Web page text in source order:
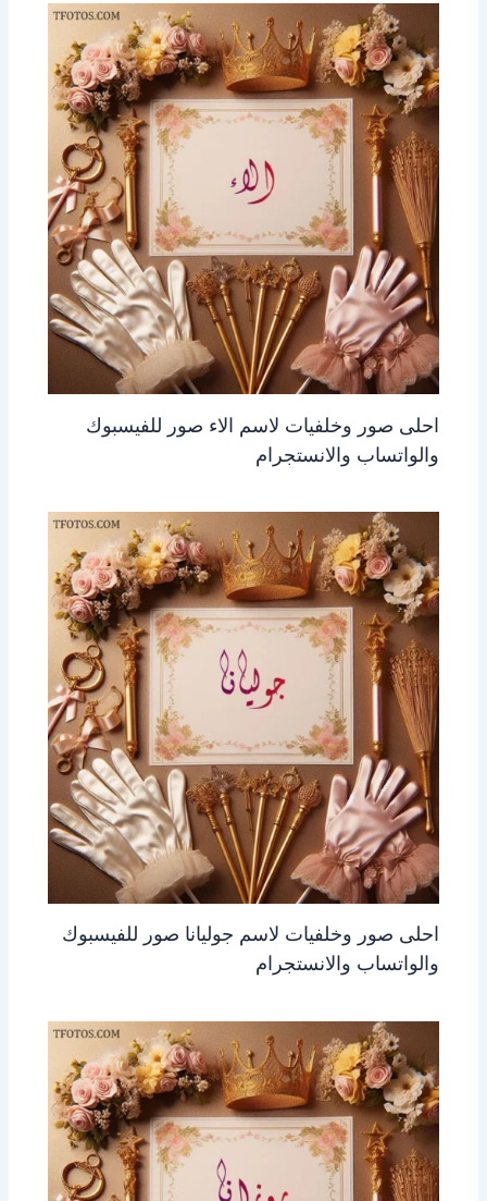
احلى صور وخلفيات لاسم الاء صور للفيسبوك
والواتساب والانستجرام
احلى صور وخلفيات لاسم جوليانا صور للفيسبوك
والواتساب والانستجرام